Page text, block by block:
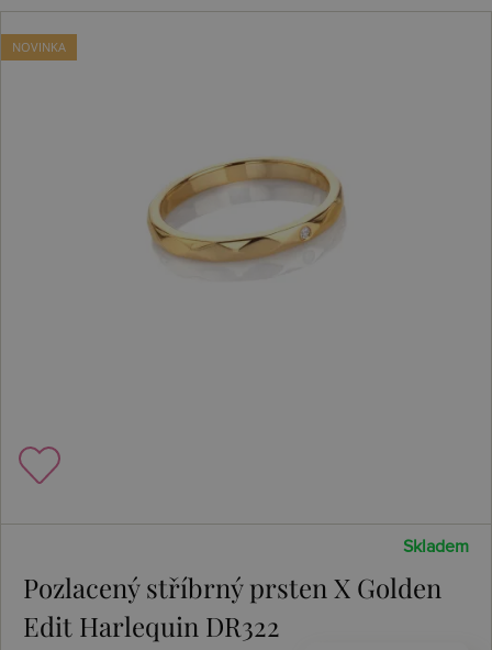
NOVINKA
Skladem
Pozlacený stříbrný prsten X Golden
Edit Harlequin DR322